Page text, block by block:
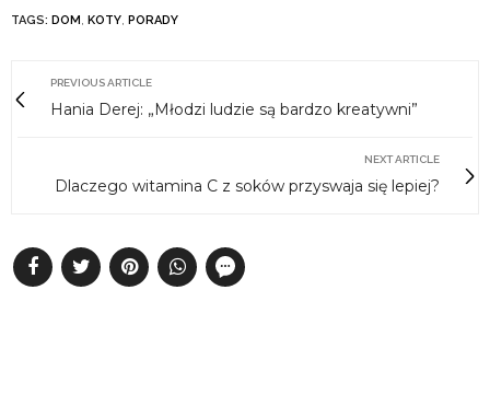
TAGS: DOM , KOTY, PORADY
PREVIOUS ARTICLE
Hania Derej: „Młodzi ludzie są bardzo kreatywni”
NEXT ARTICLE
Dlaczego witamina C z soków przyswaja się lepiej?